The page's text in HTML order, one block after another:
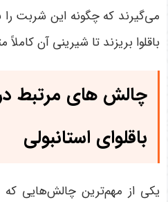
می‌گیرند که چگونه این شربت را
باقلوا بریزند تا شیرینی آن
چالش های مرتبط
باقلوای استانبولی
یکی از مهم‌ترین چالش‌هایی